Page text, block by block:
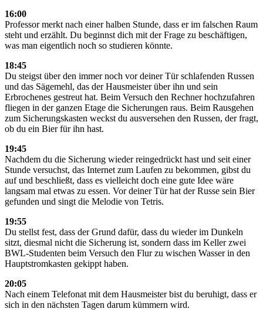
16:00
Professor merkt nach einer halben Stunde, dass er im falschen Raum
steht und erzählt. Du beginnst dich mit der Frage zu beschäftigen,
was man eigentlich noch so studieren könnte.
18:45
Du steigst über den immer noch vor deiner Tür schlafenden Russen
und das Sägemehl, das der Hausmeister über ihn und sein
Erbrochenes gestreut hat. Beim Versuch den Rechner hochzufahren
fliegen in der ganzen Etage die Sicherungen raus. Beim Rausgehen
zum Sicherungskasten weckst du ausversehen den Russen, der fragt,
ob du ein Bier für ihn hast.
19:45
Nachdem du die Sicherung wieder reingedrückt hast und seit einer
Stunde versuchst, das Internet zum Laufen zu bekommen, gibst du
auf und beschließt, dass es vielleicht doch eine gute Idee wäre
langsam mal etwas zu essen. Vor deiner Tür hat der Russe sein Bier
gefunden und singt die Melodie von Tetris.
19:55
Du stellst fest, dass der Grund dafür, dass du wieder im Dunkeln
sitzt, diesmal nicht die Sicherung ist, sondern dass im Keller zwei
BWL-Studenten beim Versuch den Flur zu wischen Wasser in den
Hauptstromkasten gekippt haben.
20:05
Nach einem Telefonat mit dem Hausmeister bist du beruhigt, dass er
sich in den nächsten Tagen darum kümmern wird.